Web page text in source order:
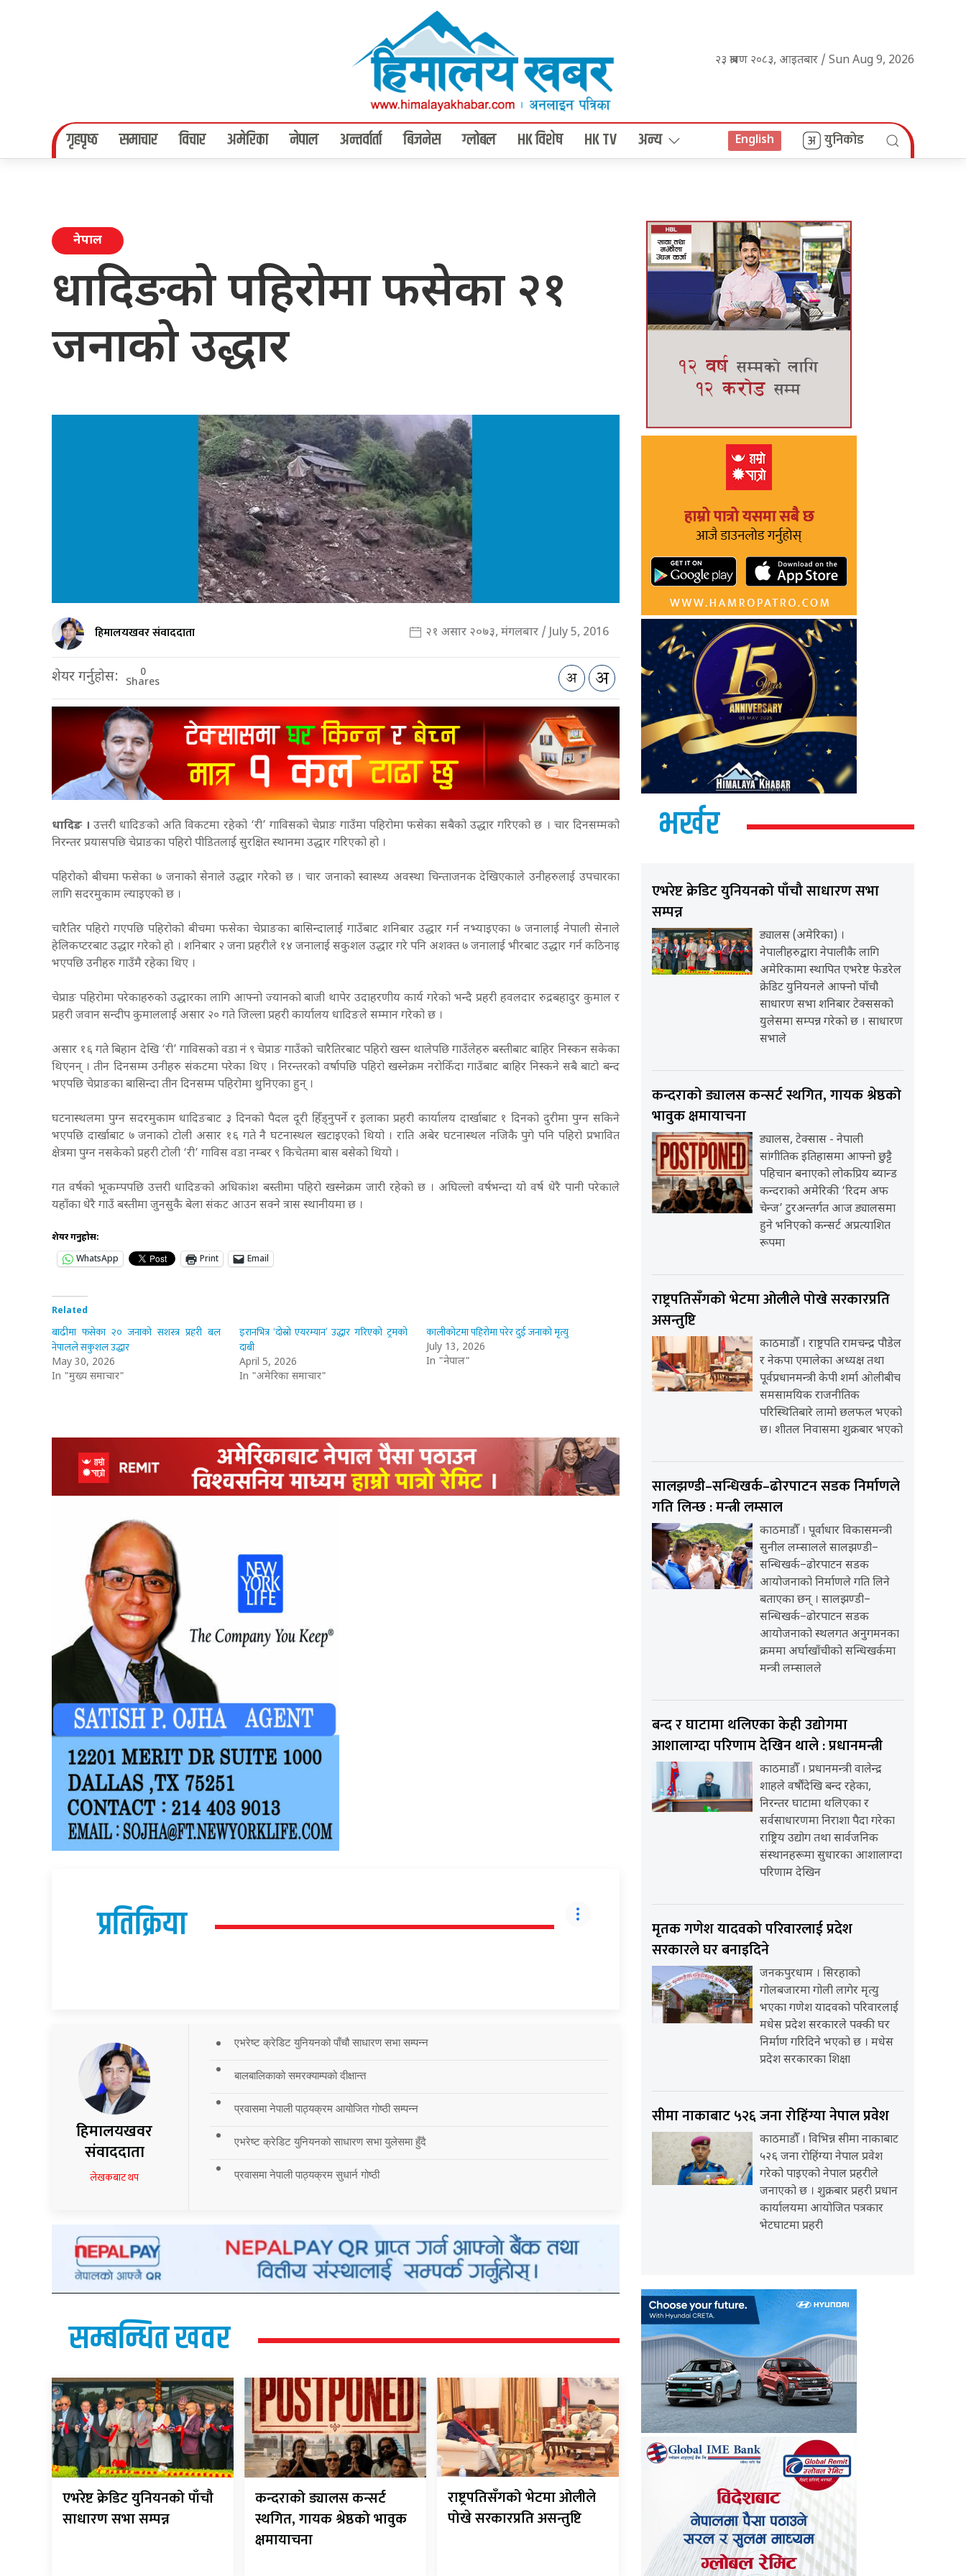
२३ श्रावण २०८३, आइतबार / Sun Aug 9, 2026
गृहपृष्‍ठ समाचार विचार अमेरिका नेपाल अन्तर्वार्ता बिजनेस ग्लोबल HK विशेष HK TV अन्य English युनिकोड
नेपाल
धादिङको पहिरोमा फसेका २१
जनाको उद्धार
हिमालयखवर संवाददाता २१ असार २०७३, मंगलबार / July 5, 2016
शेयर गर्नुहोस: 0
Shares
धादिङ ।उत्तरी धादिङको अति विकटमा रहेको ‘री’ गाविसको चेप्राङ गाउँमा पहिरोमा फसेका सबैको उद्धार गरिएको छ । चार दिनसम्मको
निरन्तर प्रयासपछि चेप्राङका पहिरो पीडितलाई सुरक्षित स्थानमा उद्धार गरिएको हो ।
पहिरोको बीचमा फसेका ७ जनाको सेनाले उद्धार गरेको छ । चार जनाको स्वास्थ्य अवस्था चिन्ताजनक देखिएकाले उनीहरुलाई उपचारका
लागि सदरमुकाम ल्याइएको छ ।
चारैतिर पहिरो गएपछि पहिरोको बीचमा फसेका चेप्राङका बासिन्दालाई गाउँबाट शनिबार उद्धार गर्न नभ्याइएका ७ जनालाई नेपाली सेनाले
हेलिकप्टरबाट उद्धार गरेको हो । शनिबार २ जना प्रहरीले १४ जनालाई सकुशल उद्धार गरे पनि अशक्त ७ जनालाई भीरबाट उद्धार गर्न कठिनाइ
भएपछि उनीहरु गाउँमै रहेका थिए ।
चेप्राङ पहिरोमा परेकाहरुको उद्धारका लागि आफ्नो ज्यानको बाजी थापेर उदाहरणीय कार्य गरेको भन्दै प्रहरी हवलदार रुद्रबहादुर कुमाल र
प्रहरी जवान सन्दीप कुमाललाई असार २० गते जिल्ला प्रहरी कार्यालय धादिङले सम्मान गरेको छ ।
असार १६ गते बिहान देखि ‘री’ गाविसको वडा नं ९ चेप्राङ गाउँको चारैतिरबाट पहिरो खस्न थालेपछि गाउँलेहरु बस्तीबाट बाहिर निस्कन सकेका
थिएनन् । तीन दिनसम्म उनीहरु संकटमा परेका थिए । निरन्तरको वर्षापछि पहिरो खस्नेक्रम नरोकिँदा गाउँबाट बाहिर निस्कने सबै बाटो बन्द
भएपछि चेप्राङका बासिन्दा तीन दिनसम्म पहिरोमा थुनिएका हुन् ।
घटनास्थलमा पुग्न सदरमुकाम धादिङबाट ३ दिनको पैदल दूरी हिँड्नुपर्ने र इलाका प्रहरी कार्यालय दार्खाबाट १ दिनको दुरीमा पुग्न सकिने
भएपछि दार्खाबाट ७ जनाको टोली असार १६ गते नै घटनास्थल खटाइएको थियो । राति अबेर घटनास्थल नजिकै पुगे पनि पहिरो प्रभावित
क्षेत्रमा पुग्न नसकेको प्रहरी टोली ‘री’ गाविस वडा नम्बर ९ किचेतमा बास बसेको थियो ।
गत वर्षको भूकम्पपछि उत्तरी धादिङको अधिकांश बस्तीमा पहिरो खस्नेक्रम जारी रहेको छ । अघिल्लो वर्षभन्दा यो वर्ष धेरै पानी परेकाले
यहाँका धेरै गाउँ बस्तीमा जुनसुकै बेला संकट आउन सक्ने त्रास स्थानीयमा छ ।
शेयर गर्नुहोस:
WhatsApp
Print Email
Related
बाढीमा फसेका २० जनाको सशस्त्र प्रहरी बल
नेपालले सकुशल उद्धार
May 30, 2026
In "मुख्य समाचार"
इरानभित्र ‘दोस्रो एयरम्यान’ उद्धार गरिएको ट्रमको
दाबी
April 5, 2026
In "अमेरिका समाचार"
कालीकोटमा पहिरोमा परेर दुई जनाको मृत्यु
July 13, 2026
In "नेपाल"
प्रतिक्रिया
हिमालयखवर
संवाददाता
लेखकबाट थप
एभरेष्ट क्रेडिट युनियनको पाँचौ साधारण सभा सम्पन्न
बालबालिकाको समरक्याम्पको दीक्षान्त
प्रवासमा नेपाली पाठ्यक्रम आयोजित गोष्ठी सम्पन्न
एभरेष्ट क्रेडिट युनियनको साधारण सभा युलेसमा हुँदै
प्रवासमा नेपाली पाठ्यक्रम सुधार्न गोष्ठी
सम्बन्धित खवर
एभरेष्ट क्रेडिट युनियनको पाँचौ
साधारण सभा सम्पन्न
कन्दराको ड्यालस कन्सर्ट
स्थगित, गायक श्रेष्ठको भावुक
क्षमायाचना
राष्ट्रपतिसँगको भेटमा ओलीले
पोखे सरकारप्रति असन्तुष्टि
भर्खर
एभरेष्ट क्रेडिट युनियनको पाँचौ साधारण सभा
सम्पन्न
ड्यालस (अमेरिका) ।
नेपालीहरुद्वारा नेपालीकै लागि
अमेरिकामा स्थापित एभरेष्ट फेडरेल
क्रेडिट युनियनले आफ्नो पाँचौ
साधारण सभा शनिबार टेक्ससको
युलेसमा सम्पन्न गरेको छ । साधारण
सभाले
कन्दराको ड्यालस कन्सर्ट स्थगित, गायक श्रेष्ठको
भावुक क्षमायाचना
ड्यालस, टेक्सास - नेपाली
सांगीतिक इतिहासमा आफ्नो छुट्टै
पहिचान बनाएको लोकप्रिय ब्यान्ड
कन्दराको अमेरिकी ‘रिदम अफ
चेन्ज’ टुरअन्तर्गत आज ड्यालसमा
हुने भनिएको कन्सर्ट अप्रत्याशित
रूपमा
राष्ट्रपतिसँगको भेटमा ओलीले पोखे सरकारप्रति
असन्तुष्टि
काठमाडौँ । राष्ट्रपति रामचन्द्र पौडेल
र नेकपा एमालेका अध्यक्ष तथा
पूर्वप्रधानमन्त्री केपी शर्मा ओलीबीच
समसामयिक राजनीतिक
परिस्थितिबारे लामो छलफल भएको
छ। शीतल निवासमा शुक्रबार भएको
सालझण्डी–सन्धिखर्क–ढोरपाटन सडक निर्माणले
गति लिन्छ : मन्त्री लम्साल
काठमाडौँ । पूर्वाधार विकासमन्त्री
सुनील लम्सालले सालझण्डी–
सन्धिखर्क–ढोरपाटन सडक
आयोजनाको निर्माणले गति लिने
बताएका छन् । सालझण्डी–
सन्धिखर्क–ढोरपाटन सडक
आयोजनाको स्थलगत अनुगमनका
क्रममा अर्घाखाँचीको सन्धिखर्कमा
मन्त्री लम्सालले
बन्द र घाटामा थलिएका केही उद्योगमा
आशालाग्दा परिणाम देखिन थाले : प्रधानमन्त्री
काठमाडौँ । प्रधानमन्त्री वालेन्द्र
शाहले वर्षौंदेखि बन्द रहेका,
निरन्तर घाटामा थलिएका र
सर्वसाधारणमा निराशा पैदा गरेका
राष्ट्रिय उद्योग तथा सार्वजनिक
संस्थानहरूमा सुधारका आशालाग्दा
परिणाम देखिन
मृतक गणेश यादवको परिवारलाई प्रदेश
सरकारले घर बनाइदिने
जनकपुरधाम । सिरहाको
गोलबजारमा गोली लागेर मृत्यु
भएका गणेश यादवको परिवारलाई
मधेस प्रदेश सरकारले पक्की घर
निर्माण गरिदिने भएको छ । मधेस
प्रदेश सरकारका शिक्षा
सीमा नाकाबाट ५२६ जना रोहिंग्या नेपाल प्रवेश
काठमाडौँ । विभिन्न सीमा नाकाबाट
५२६ जना रोहिंग्या नेपाल प्रवेश
गरेको पाइएको नेपाल प्रहरीले
जनाएको छ । शुक्रबार प्रहरी प्रधान
कार्यालयमा आयोजित पत्रकार
भेटघाटमा प्रहरी